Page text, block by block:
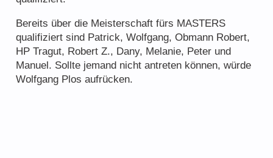
Bereits über die Meisterschaft fürs MASTERS
qualifiziert sind Patrick, Wolfgang, Obmann Robert,
HP Tragut, Robert Z., Dany, Melanie, Peter und
Manuel. Sollte jemand nicht antreten können, würde
Wolfgang Plos aufrücken.